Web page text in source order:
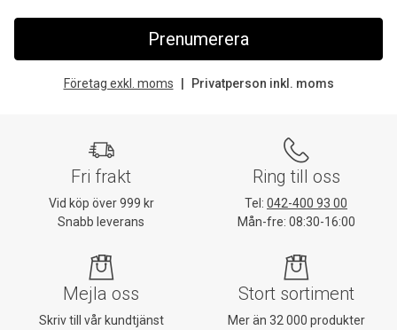
Prenumerera
Företag exkl. moms Privatperson inkl. moms
Fri frakt
Vid köp över 999 kr
Snabb leverans
Ring till oss
Tel: 042-400 93 00
Mån-fre: 08:30-16:00
Mejla oss
Skriv till vår kundtjänst
Stort sortiment
Mer än 32 000 produkter